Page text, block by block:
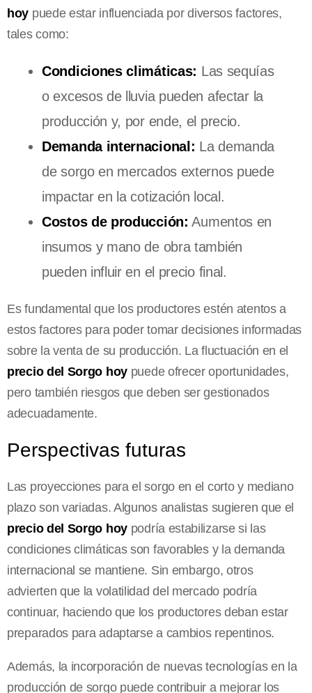
hoy puede estar influenciada por diversos factores,
tales como:
Condiciones climáticas: Las sequías
o excesos de lluvia pueden afectar la
producción y, por ende, el precio.
Demanda internacional: La demanda
de sorgo en mercados externos puede
impactar en la cotización local.
Costos de producción: Aumentos en
insumos y mano de obra también
pueden influir en el precio final.
Es fundamental que los productores estén atentos a
estos factores para poder tomar decisiones informadas
sobre la venta de su producción. La fluctuación en el
precio del Sorgo hoy puede ofrecer oportunidades,
pero también riesgos que deben ser gestionados
adecuadamente.
Perspectivas futuras
Las proyecciones para el sorgo en el corto y mediano
plazo son variadas. Algunos analistas sugieren que el
precio del Sorgo hoy podría estabilizarse si las
condiciones climáticas son favorables y la demanda
internacional se mantiene. Sin embargo, otros
advierten que la volatilidad del mercado podría
continuar, haciendo que los productores deban estar
preparados para adaptarse a cambios repentinos.
Además, la incorporación de nuevas tecnologías en la
producción de sorgo puede contribuir a mejorar los